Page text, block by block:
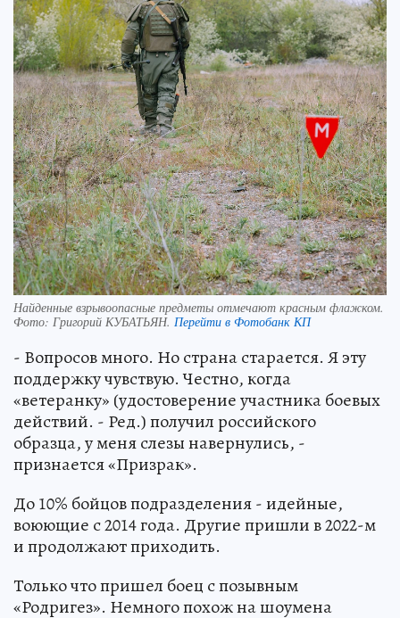
Найденные взрывоопасные предметы отмечают красным флажком.
Фото: Григорий КУБАТЬЯН. Перейти в Фотобанк КП
- Вопросов много. Но страна старается. Я эту
поддержку чувствую. Честно, когда
«ветеранку» (удостоверение участника боевых
действий. - Ред.) получил российского
образца, у меня слезы навернулись, -
признается «Призрак».
До 10% бойцов подразделения - идейные,
воюющие с 2014 года. Другие пришли в 2022-м
и продолжают приходить.
Только что пришел боец с позывным
«Родригез». Немного похож на шоумена